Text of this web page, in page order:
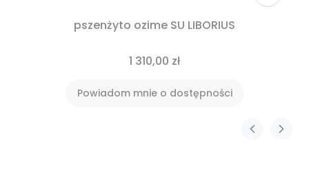
pszenżyto ozime SU LIBORIUS
1 310,00 zł
Powiadom mnie o dostępności